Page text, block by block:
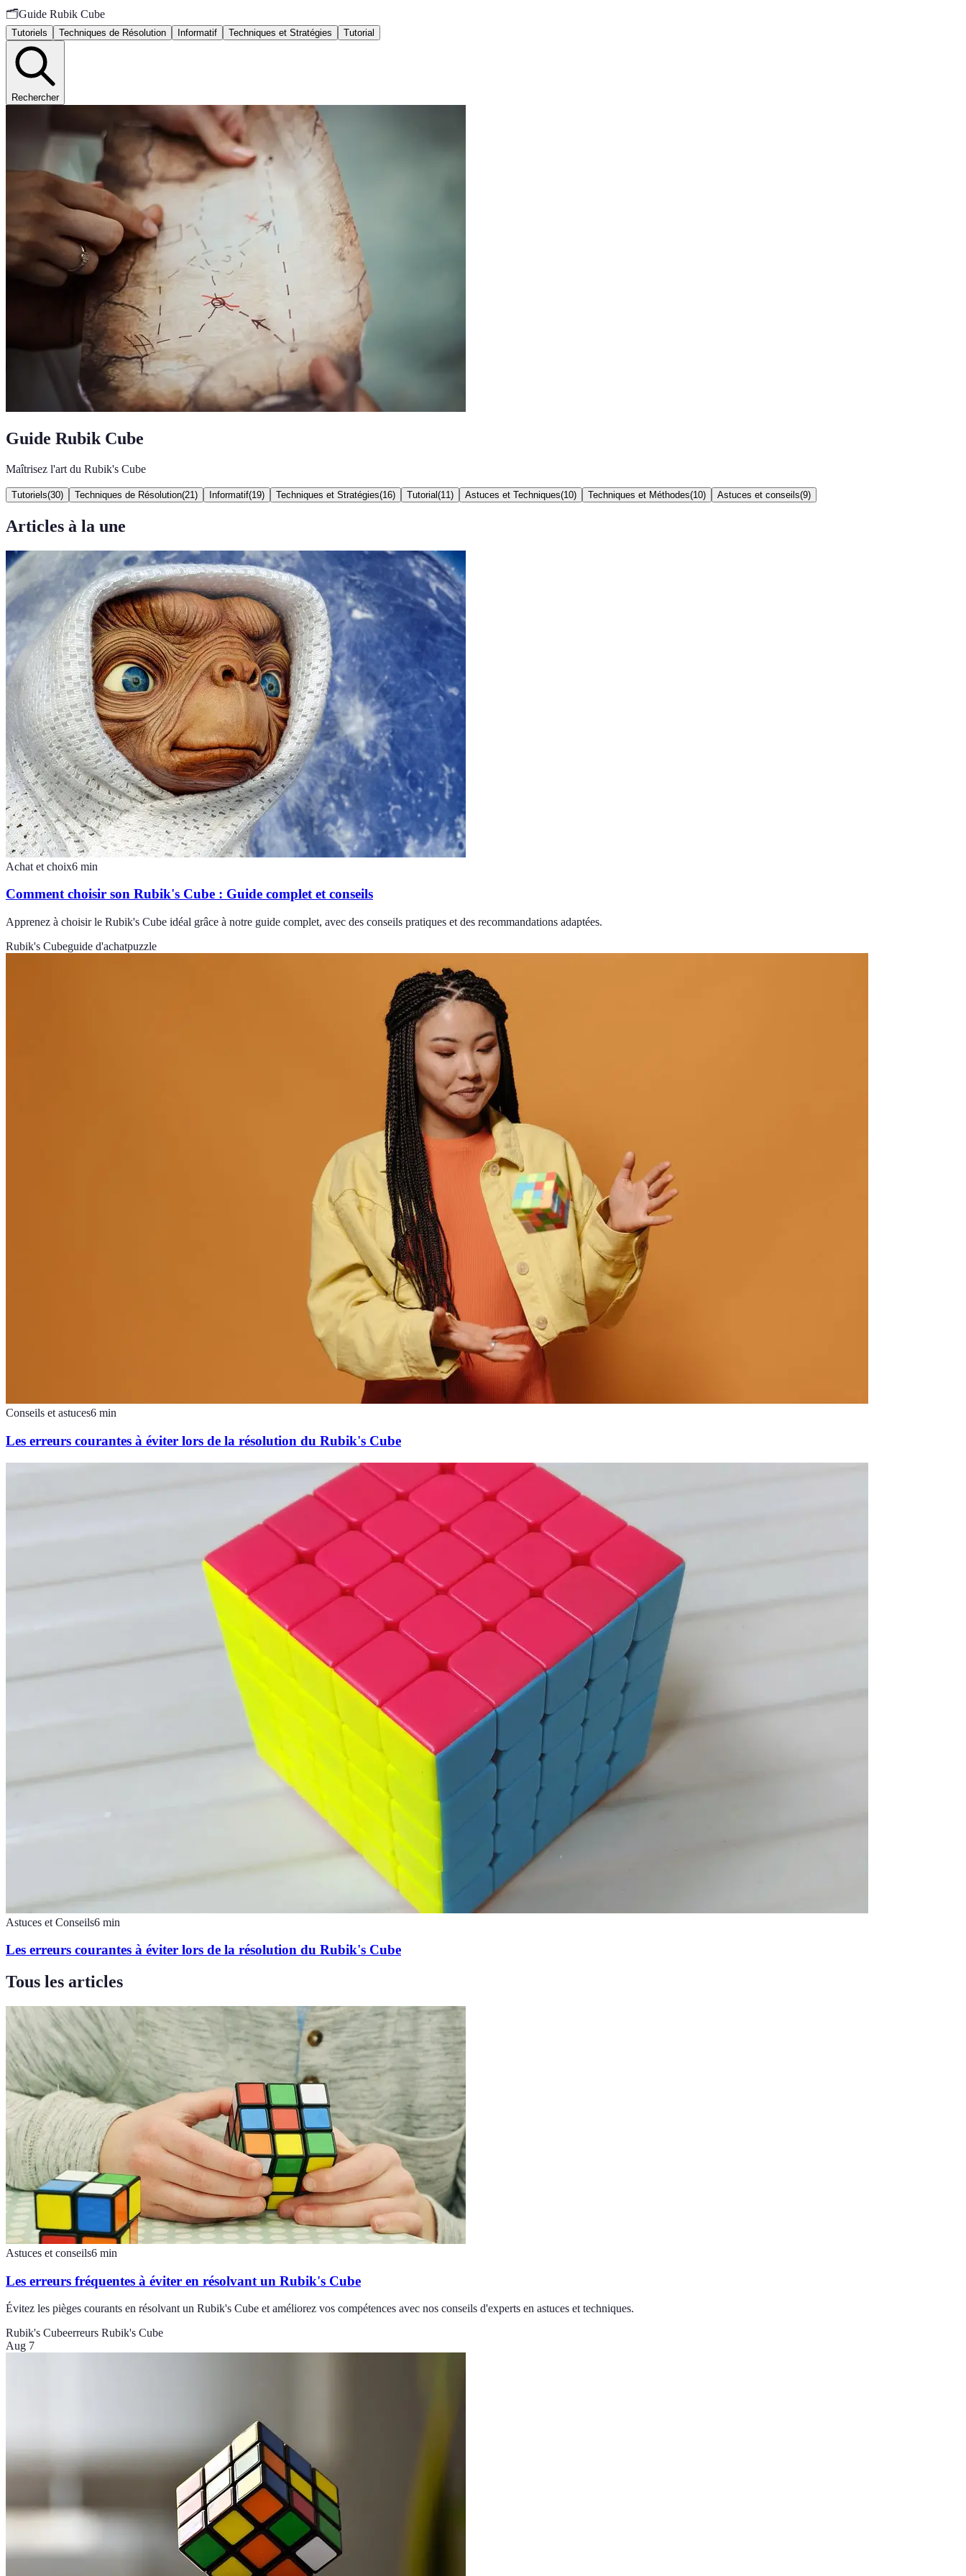
🗂️Guide Rubik Cube
Tutoriels Techniques de Résolution Informatif Techniques et Stratégies Tutorial
Rechercher
Guide Rubik Cube
Maîtrisez l'art du Rubik's Cube
Tutoriels(30) Techniques de Résolution(21 ) Informatif(19) Techniques et Stratégies(16) Tutorial (11 ) Astuces et Techniques(10) Techniques et Méthodes(10) Astuces et conseils(9)
Articles à la une
Achat et choix6 min
Comment choisir son Rubik's Cube : Guide complet et conseils
Apprenez à choisir le Rubik's Cube idéal grâce à notre guide complet, avec des conseils pratiques et des recommandations adaptées.
Rubik's Cubeguide d'achatpuzzle
Conseils et astuces6 min
Les erreurs courantes à éviter lors de la résolution du Rubik's Cube
Astuces et Conseils6 min
Les erreurs courantes à éviter lors de la résolution du Rubik's Cube
Tous les articles
Astuces et conseils6 min
Les erreurs fréquentes à éviter en résolvant un Rubik's Cube
Évitez les pièges courants en résolvant un Rubik's Cube et améliorez vos compétences avec nos conseils d'experts en astuces et techniques.
Rubik's Cubeerreurs Rubik's Cube
Aug 7